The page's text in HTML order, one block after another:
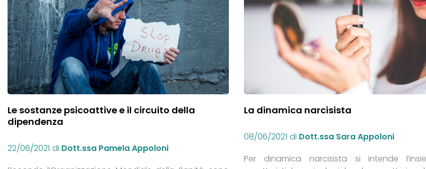
Le sostanze psicoattive e il circuito della
dipendenza
22/06/2021 di Dott.ssa Pamela Appoloni
La dinamica narcisista
08/06/2021 di Dott.ssa Sara Appoloni
Per dinamica narcisista si intende